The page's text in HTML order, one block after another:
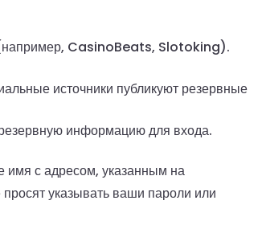
(например, CasinoBeats, Slotoking).
источники публикуют резервные
информацию для входа.
имя с адресом, указанным на
указывать ваши пароли или